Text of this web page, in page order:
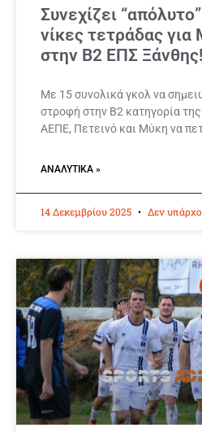
Συνεχίζει
νίκες τετράδας
στην Β2 ΕΠΣ Ξάνθης!
Με 15 συνολικά γκολ να
στροφή στην Β2 κατηγορία
ΑΕΠΕ, Πετεινό και Μύκη να
ΑΝΑΛΥΤΙΚΆ »
14 Δεκεμβρίου 2025 Δεν